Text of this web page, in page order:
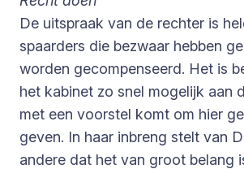
De uitspraak van de rechter is
spaarders die bezwaar hebben
worden gecompenseerd. Het is
het kabinet zo snel mogelijk aan
met een voorstel komt om hier
geven. In haar inbreng stelt van
andere dat het van groot belang